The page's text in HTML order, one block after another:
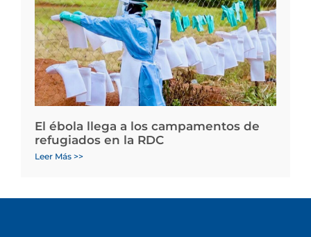
El ébola llega a los campamentos de
refugiados en la RDC
Leer Más >>